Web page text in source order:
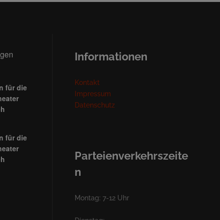
für die
für die
Informationen
Kontakt
Impressum
Datenschutz
Parteienverkehrszeite
n
Montag: 7-12 Uhr